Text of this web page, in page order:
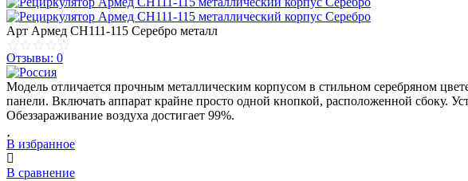
Арт Армед СH111-115 Серебро металл
Отзывы: 0
Модель отличается прочным металлическим корпусом в стильном серебряном
панели. Включать аппарат крайне просто одной кнопкой, расположенной сбоку.
Обеззараживание воздуха достигает 99%.
В избранное
В сравнение